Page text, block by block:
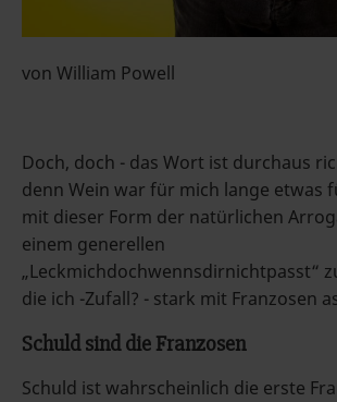
von William Powell
Doch, doch - das Wort ist durchaus
denn Wein war für mich lange etwas
mit dieser Form der natürlichen
einem generellen
„Leckmichdochwennsdirnichtpasst“
die ich -Zufall? - stark mit Franzosen
Schuld sind die Franzosen
Schuld ist wahrscheinlich die erste